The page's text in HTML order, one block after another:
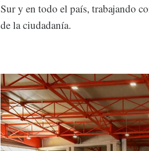
Sur y en todo el país, trabajando
de la ciudadanía.